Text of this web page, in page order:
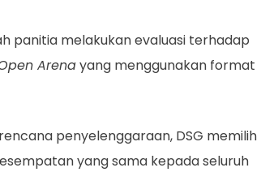
panitia melakukan evaluasi terhadap
Arenayang menggunakan format
penyelenggaraan, DSG memilih
yang sama kepada seluruh